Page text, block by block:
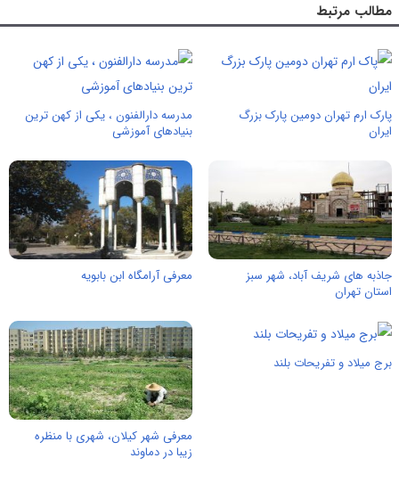
مطالب مرتبط
پارک ارم تهران دومین پارک بزرگ
ایران
مدرسه دارالفنون ، یکی از کهن ترین
بنیادهای آموزشی
جاذبه های شریف آباد، شهر سبز
استان تهران
معرفی آرامگاه ابن بابویه
برج میلاد و تفریحات بلند
معرفی شهر کیلان، شهری با منظره
زیبا در دماوند